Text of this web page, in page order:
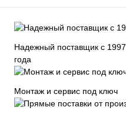
Надежный поставщик с 1997
года
Монтаж и сервис под ключ